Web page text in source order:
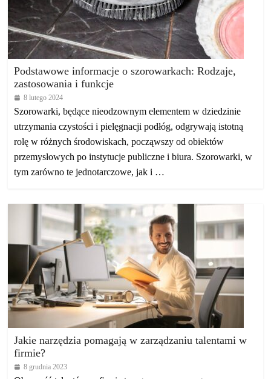
Podstawowe informacje o szorowarkach: Rodzaje,
zastosowania i funkcje
8 lutego 2024
Szorowarki, będące nieodzownym elementem w dziedzinie
utrzymania czystości i pielęgnacji podłóg, odgrywają istotną
rolę w różnych środowiskach, począwszy od obiektów
przemysłowych po instytucje publiczne i biura. Szorowarki, w
tym zarówno te jednotarczowe, jak i …
Jakie narzędzia pomagają w zarządzaniu talentami w
firmie?
8 grudnia 2023